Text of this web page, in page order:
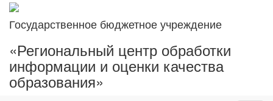
Государственное бюджетное учреждение
«Региональный центр обработки
информации и оценки качества
образования»